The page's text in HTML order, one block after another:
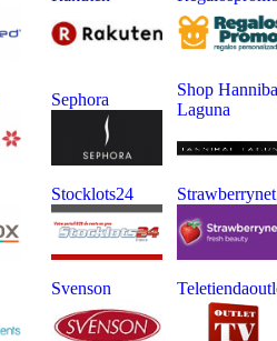
Sephora
Shop
Laguna
Stocklots24 Strawberrynet
Svenson